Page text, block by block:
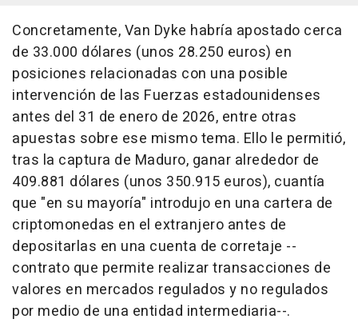
Concretamente, Van Dyke habría apostado cerca
de 33.000 dólares (unos 28.250 euros) en
posiciones relacionadas con una posible
intervención de las Fuerzas estadounidenses
antes del 31 de enero de 2026, entre otras
apuestas sobre ese mismo tema. Ello le permitió,
tras la captura de Maduro, ganar alrededor de
409.881 dólares (unos 350.915 euros), cuantía
que "en su mayoría" introdujo en una cartera de
criptomonedas en el extranjero antes de
depositarlas en una cuenta de corretaje --
contrato que permite realizar transacciones de
valores en mercados regulados y no regulados
por medio de una entidad intermediaria--.